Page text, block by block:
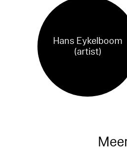
Hans Eykelboom
(artist)